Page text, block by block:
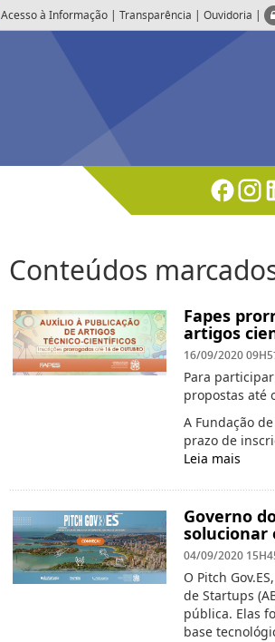
Acesso à Informação | Transparência | Ouvidoria |
Conteúdos
Fapes
artigos
16/09/2020
Para
propostas até
A Fundação
prazo de
Leia mais
Governo
solucionar
04/09/2020
O Pitch
de Startups
pública. Elas
base